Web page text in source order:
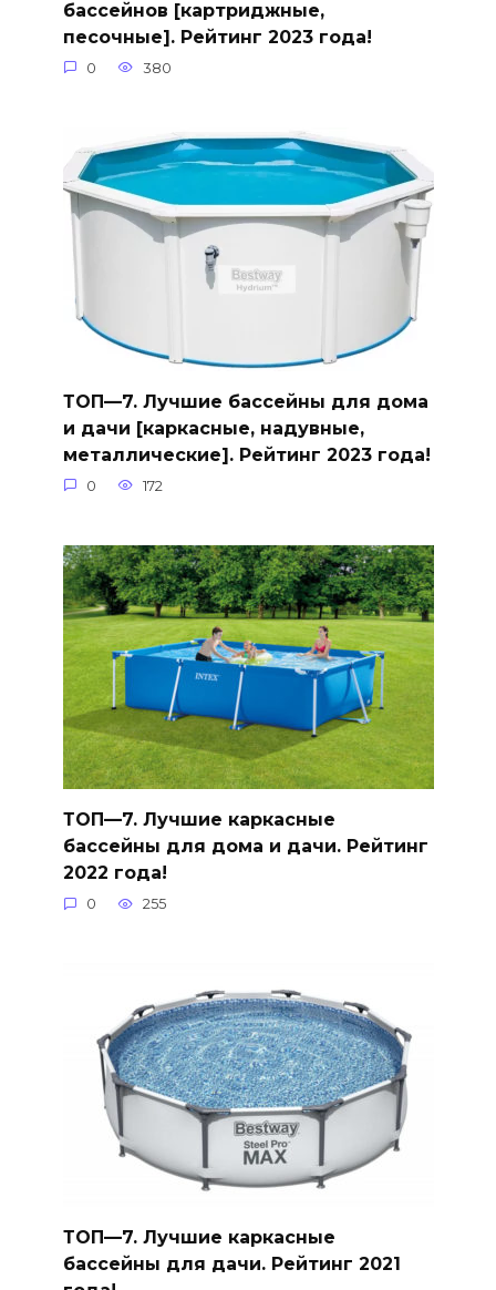
бассейнов [картриджные,
песочные]. Рейтинг 2023 года!
0 380
ТОП—7. Лучшие бассейны для дома
и дачи [каркасные, надувные,
металлические]. Рейтинг 2023 года!
0 172
ТОП—7. Лучшие каркасные
бассейны для дома и дачи. Рейтинг
2022 года!
0 255
ТОП—7. Лучшие каркасные
бассейны для дачи. Рейтинг 2021